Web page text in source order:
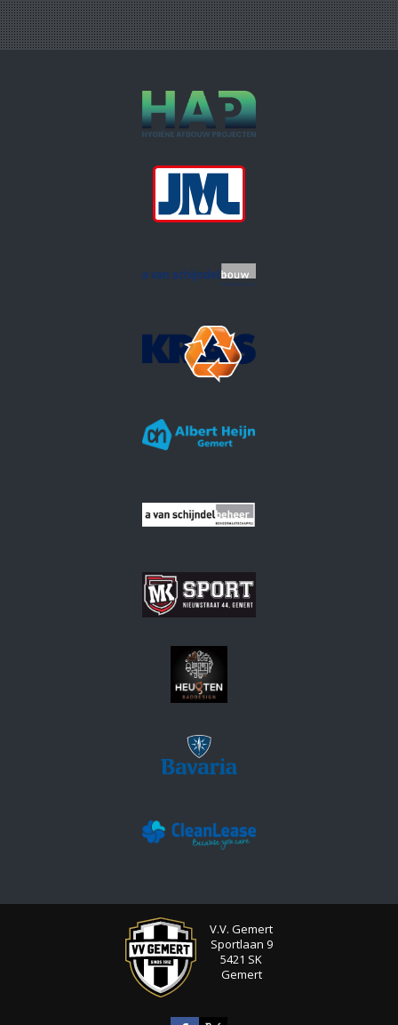
V.V. Gemert
Sportlaan 9
5421 SK
Gemert